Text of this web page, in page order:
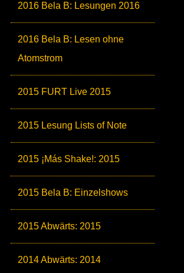
2016 Bela B: Lesungen 2016
2016 Bela B: Lesen ohne
Atomstrom
2015 FURT Live 2015
2015 Lesung Lists of Note
2015 ¡Más Shake!: 2015
2015 Bela B: Einzelshows
2015 Abwärts: 2015
2014 Abwärts: 2014